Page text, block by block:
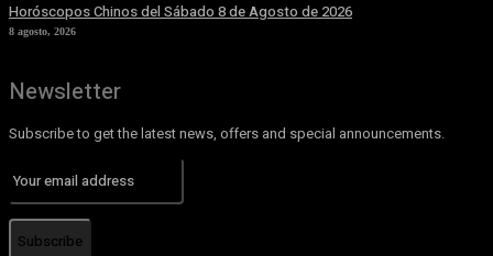
Horóscopos Chinos del Sábado 8 de Agosto de 2026
8 agosto, 2026
Newsletter
Subscribe to get the latest news, offers and special announcements.
Subscribe